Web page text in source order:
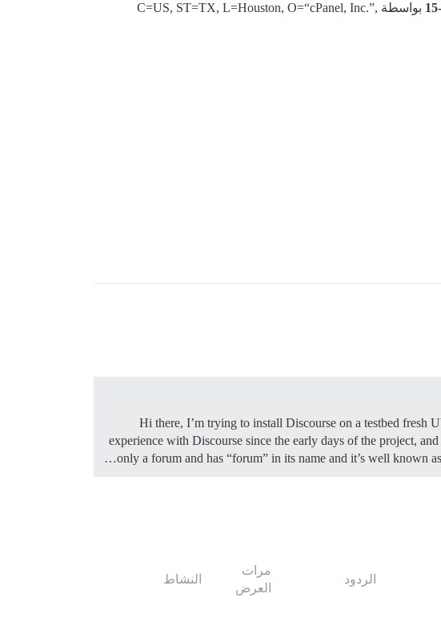
بواسطة C=US, ST=TX, L=Houston, O=“cPanel, Inc.”,
Hi there, I’m trying to install Discourse on a testbed fresh
experience with Discourse since the early days of the project,
only a forum and has “forum” in its name and it’s well known
الردود
مرات
العرض
النشاط